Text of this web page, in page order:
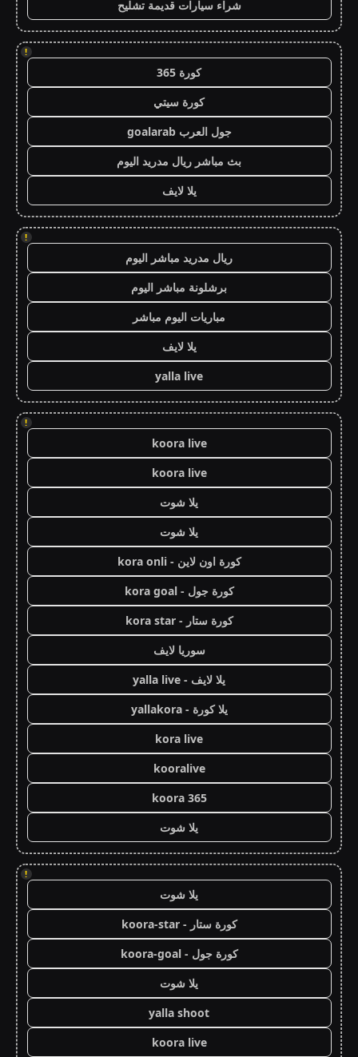
شراء سيارات قديمة تشليح
!
كورة 365
كورة سيتي
جول العرب goalarab
بث مباشر ريال مدريد اليوم
يلا لايف
!
ريال مدريد مباشر اليوم
برشلونة مباشر اليوم
مباريات اليوم مباشر
يلا لايف
yalla live
!
koora live
koora live
يلا شوت
يلا شوت
كورة اون لاين - kora onli
كورة جول - kora goal
كورة ستار - kora star
سوريا لايف
يلا لايف - yalla live
يلا كورة - yallakora
kora live
kooralive
koora 365
يلا شوت
!
يلا شوت
كورة ستار - koora-star
كورة جول - koora-goal
يلا شوت
yalla shoot
koora live